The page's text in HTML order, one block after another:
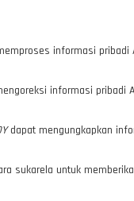
informasi pribadi
informasi pribadi
dapat mengungkapkan
sukarela untuk